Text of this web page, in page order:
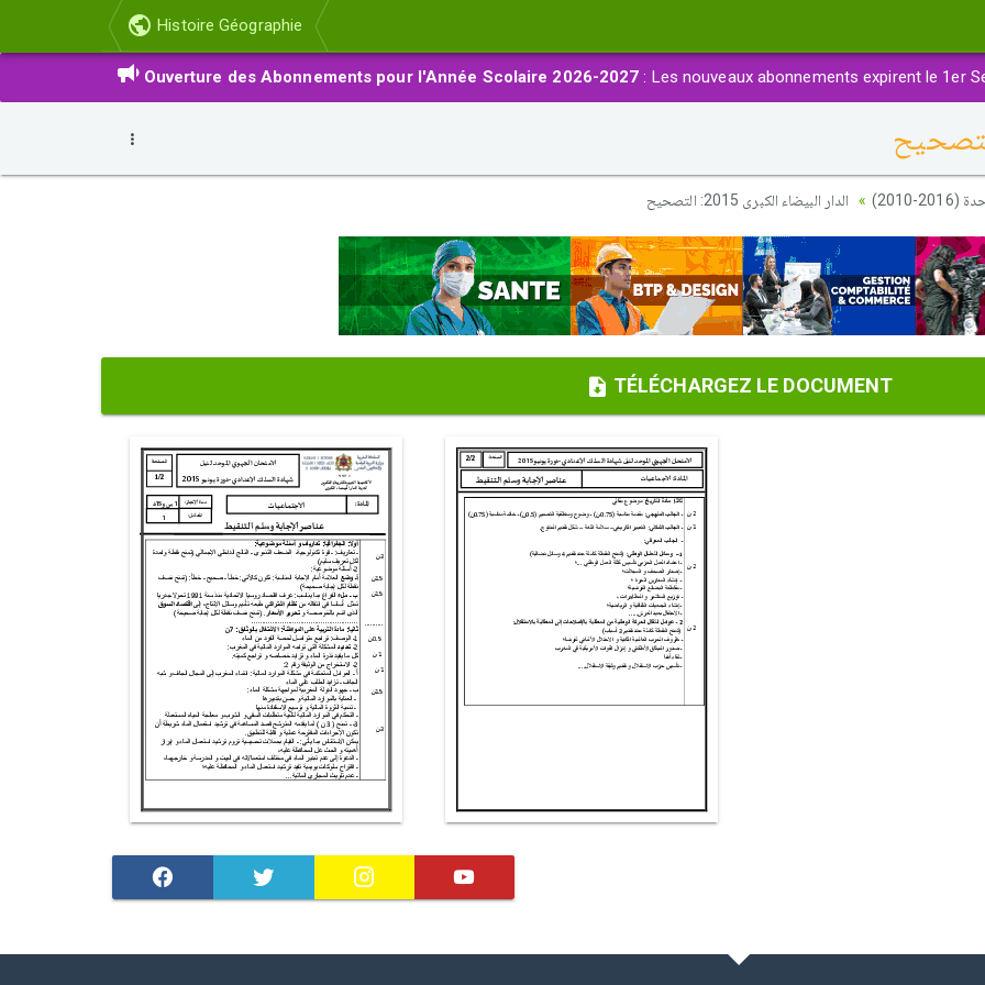
Histoire Géographie
Ouverture des Abonnements pour l'Année Scolaire 2026-2027 : Les nouveaux abonnements expirent le 1er
2010) الدار البيضاء الكبرى 2015: التصحيح
TÉLÉCHARGEZ LE DOCUMENT